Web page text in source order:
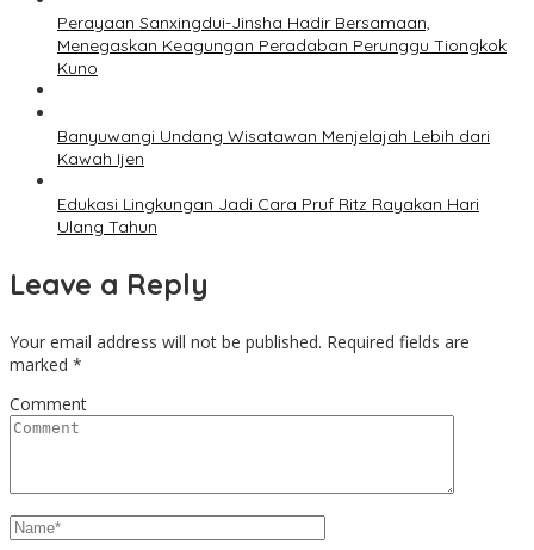
Perayaan Sanxingdui-Jinsha Hadir Bersamaan,
Menegaskan Keagungan Peradaban Perunggu Tiongkok
Kuno
Banyuwangi Undang Wisatawan Menjelajah Lebih dari
Kawah Ijen
Edukasi Lingkungan Jadi Cara Pruf Ritz Rayakan Hari
Ulang Tahun
Leave a Reply
Your email address will not be published. Required fields are
marked *
Comment